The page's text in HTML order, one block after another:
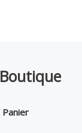
Boutique
Panier